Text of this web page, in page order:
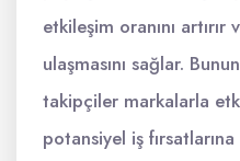
etkileşim oranını
ulaşmasını sağlar.
takipçiler markalarla
potansiyel iş